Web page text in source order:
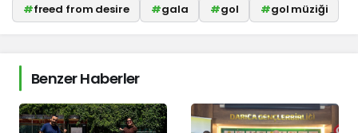
#freed from desire #gala #gol #gol müziği
Benzer Haberler